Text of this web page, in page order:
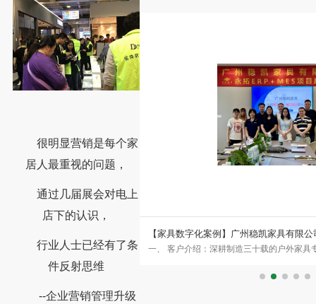
很明显营销是每个家
居人最重视的问题，
通过几届展会对电上
店下的认识，
行业人士已经有了条
件反射思维
--企业营销管理升级
国内最早切入不锈钢橱柜赛道的
售于一体，产品线已从橱柜
【家具数字化案例】广州稳凯家具有限
MES数字化案例
一、 客户介绍：深耕制造三十载的户外家具